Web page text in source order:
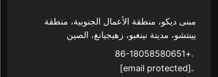
مبنى ديكو، منطقة الأعمال الجنوبية، منطقة
يينتشو، مدينة نينغبو، زهيجيانغ، الصين
+86-18058580651
[email protected]